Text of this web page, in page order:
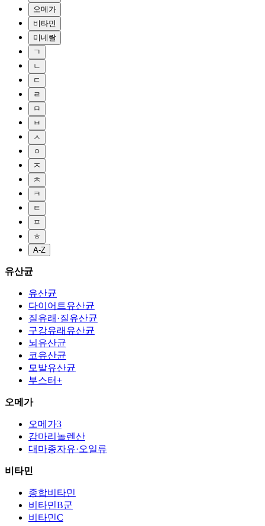
오메가
비타민
미네랄
ㄱ
ㄴ
ㄷ
ㄹ
ㅁ
ㅂ
ㅅ
ㅇ
ㅈ
ㅊ
ㅋ
ㅌ
ㅍ
ㅎ
A-Z
유산균
유산균
다이어트유산균
질유래·질유산균
구강유래유산균
뇌유산균
코유산균
모발유산균
부스터+
오메가
오메가3
감마리놀렌산
대마종자유·오일류
비타민
종합비타민
비타민B군
비타민C